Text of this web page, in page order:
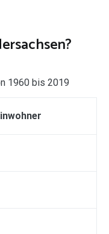
1960 bis 2019